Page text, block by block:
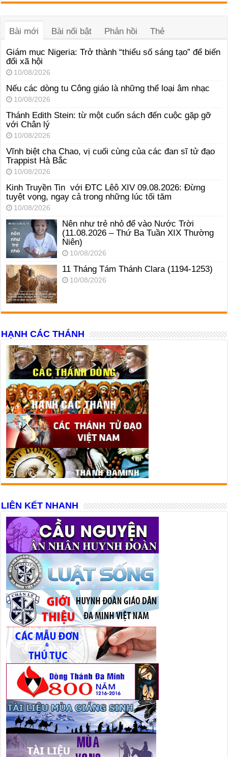
âm
Bài mới
Bài nổi bật Phản hồi Thẻ
Giám mục Nigeria: Trở thành “thiểu số sáng tạo” để biến
đổi xã hội
10/08/2026
Nếu các dòng tu Công giáo là những thể loại âm nhạc
10/08/2026
Thánh Edith Stein: từ một cuốn sách đến cuộc gặp gỡ
với Chân lý
10/08/2026
Vĩnh biệt cha Chao, vị cuối cùng của các đan sĩ tử đạo
Trappist Hà Bắc
10/08/2026
Kinh Truyền Tin với ĐTC Lêô XIV 09.08.2026: Đừng
tuyệt vọng, ngay cả trong những lúc tối tăm
10/08/2026
Nên như trẻ nhỏ để vào Nước Trời
(11.08.2026 – Thứ Ba Tuần XIX Thường
Niên)
10/08/2026
11 Tháng Tám Thánh Clara (1194-1253)
10/08/2026
HẠNH CÁC THÁNH
LIÊN KẾT NHANH